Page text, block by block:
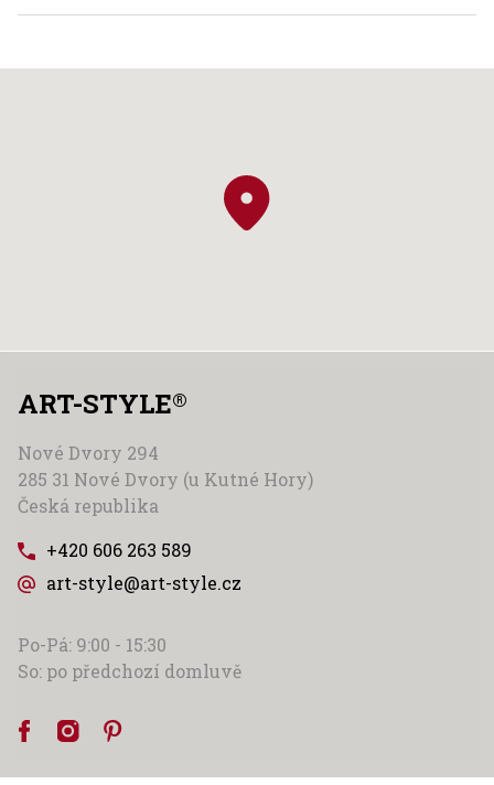
ART-STYLE®
Nové Dvory 294
285 31 Nové Dvory (u Kutné Hory)
Česká republika
+420 606 263 589
art-style@art-style.cz
Po-Pá: 9:00 - 15:30
So: po předchozí domluvě